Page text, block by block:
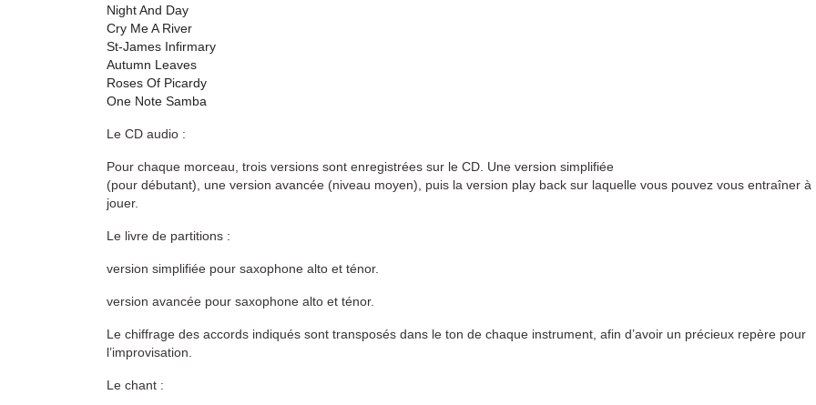
Night And Day
Cry Me A River
St-James Infirmary
Autumn Leaves
Roses Of Picardy
One Note Samba
Le CD audio :
Pour chaque morceau, trois versions sont enregistrées sur le CD. Une version simplifiée
(pour débutant), une version avancée (niveau moyen), puis la version play back sur laquelle vous pouvez vous entraîner à
jouer.
Le livre de partitions :
version simplifiée pour saxophone alto et ténor.
version avancée pour saxophone alto et ténor.
Le chiffrage des accords indiqués sont transposés dans le ton de chaque instrument, afin d’avoir un précieux repère pour
l’improvisation.
Le chant :